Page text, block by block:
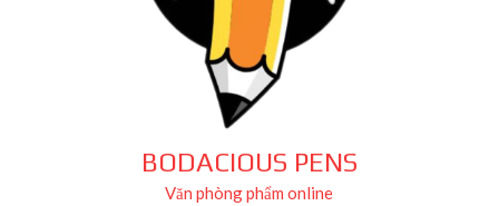
BODACIOUS PENS
Văn phòng phẩm online